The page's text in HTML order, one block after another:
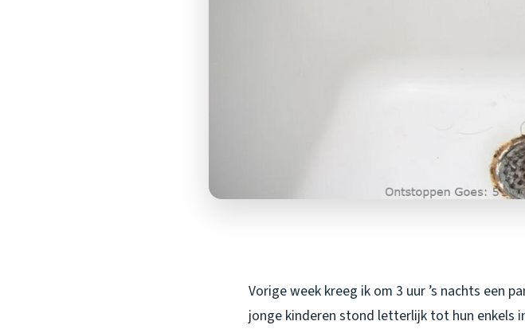
Vorige week kreeg ik om 3 uur ’s nachts een
jonge kinderen stond letterlijk tot hun